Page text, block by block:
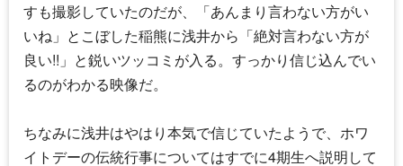
すも撮影していたのだが、「あんまり言わない方がい
いね」とこぼした稲熊に浅井から「絶対言わない方が
良い!!」と鋭いツッコミが入る。すっかり信じ込んでい
るのがわかる映像だ。
ちなみに浅井はやはり本気で信じていたようで、ホワ
イトデーの伝統行事についてはすでに4期生へ説明して